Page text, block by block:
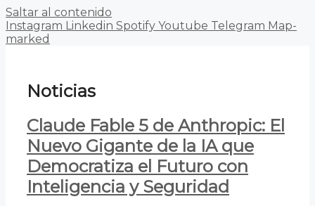
Saltar al contenido
Instagram Linkedin Spotify Youtube Telegram Map-
marked
Noticias
Claude Fable 5 de Anthropic: El
Nuevo Gigante de la IA que
Democratiza el Futuro con
Inteligencia y Seguridad